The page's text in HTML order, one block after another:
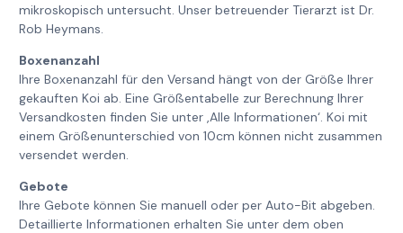
mikroskopisch untersucht. Unser betreuender Tierarzt ist Dr.
Rob Heymans.
Boxenanzahl
Ihre Boxenanzahl für den Versand hängt von der Größe Ihrer
gekauften Koi ab. Eine Größentabelle zur Berechnung Ihrer
Versandkosten finden Sie unter ‚Alle Informationen‘. Koi mit
einem Größenunterschied von 10cm können nicht zusammen
versendet werden.
Gebote
Ihre Gebote können Sie manuell oder per Auto-Bit abgeben.
Detaillierte Informationen erhalten Sie unter dem oben